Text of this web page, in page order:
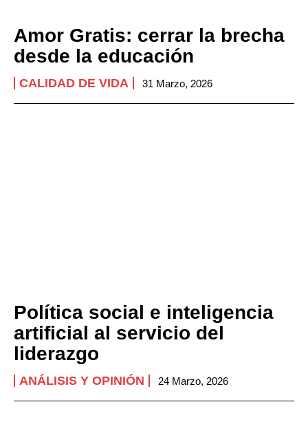
Amor Gratis: cerrar la brecha
desde la educación
CALIDAD DE VIDA 31 Marzo, 2026
Política social e inteligencia
artificial al servicio del
liderazgo
ANÁLISIS Y OPINIÓN 24 Marzo, 2026